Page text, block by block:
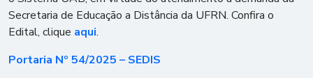
Secretaria de Educação a Distância da UFRN. Confira o
Edital, clique aqui.
Portaria Nº 54/2025 – SEDIS